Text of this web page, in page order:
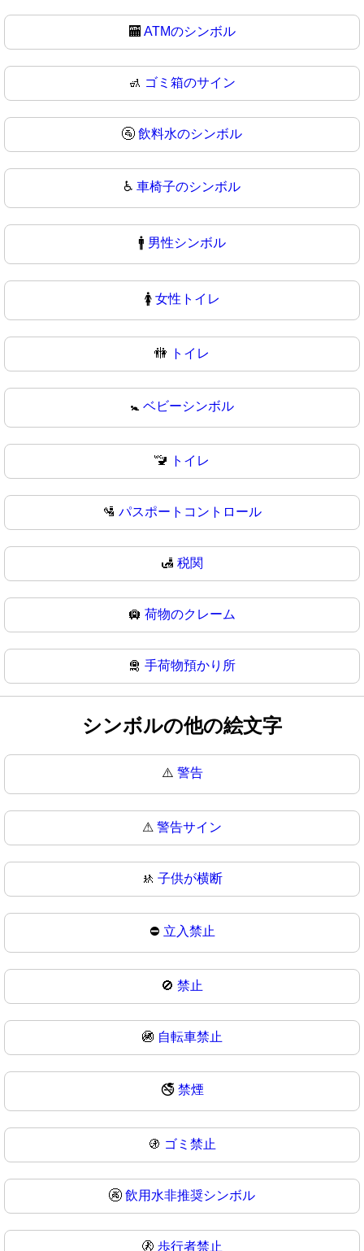
🏧 ATMのシンボル
🚮 ゴミ箱のサイン
🚰 飲料水のシンボル
♿ 車椅子のシンボル
🚹 男性シンボル
🚺 女性トイレ
🚻 トイレ
🚼 ベビーシンボル
🚾 トイレ
🛂 パスポートコントロール
🛃 税関
🛄 荷物のクレーム
🛅 手荷物預かり所
シンボルの他の絵文字
⚠️ 警告
⚠ 警告サイン
🚸 子供が横断
⛔ 立入禁止
🚫 禁止
🚳 自転車禁止
🚭 禁煙
🚯 ゴミ禁止
🚱 飲用水非推奨シンボル
🚷 歩行者禁止